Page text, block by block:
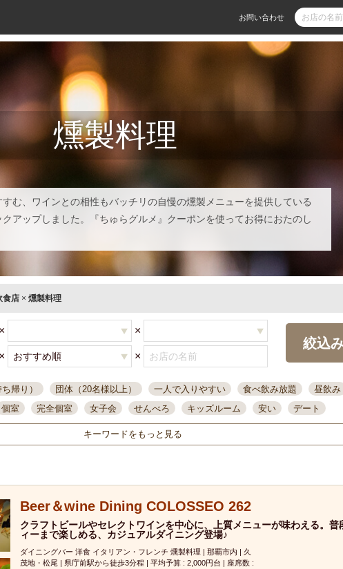
お問い合わせ
燻製料理
む、ワインとの相性もバッチリの自慢の燻製メニューを提供している
クアップしました。『ちゅらグルメ』クーポンを使ってお得におたのし
食店 × 燻製料理
× ×
× ×
絞込
帰り） 団体（20名様以上） 一人で入りやすい 食べ飲み放題
昼飲み
個室 完全個室 女子会 せんべろ キッズルーム 安い
デート
一人飲み 誕生日 大人数
コスパ最高 肉料理 模合 インスタ映え 座敷席 記念日 泡盛
焼鳥 忘年会コース レモンサワー 観光客に人気 大部屋30名
カウ
着いた空間 4000円台コース 合コン オリオンドラフト
大衆酒場 ノンアルコールビール ウィスキー テレビ 飲み会
酎
駅周辺 大部屋40名 旭橋駅周辺 沖縄料理 スイーツ
キーワードをもっと見る
Beer＆wine Dining COLOSSEO 262
クラフトビールやセレクトワインを中心に、上質メニューが味わえる。普
ィーまで楽しめる、カジュアルダイニング登場♪
ダイニングバー 洋食 イタリアン・フレンチ 燻製料理 | 那覇市内 | 久
茂地・松尾 | 県庁前駅から徒歩3分程 | 平均予算 : 2,000円台 | 座席数 :